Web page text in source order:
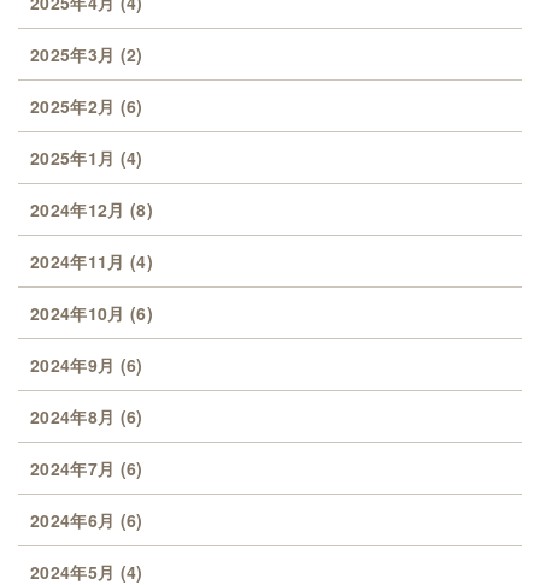
2025年3月 (2)
2025年2月 (6)
2025年1月 (4)
2024年12月 (8)
2024年11月 (4)
2024年10月 (6)
2024年9月 (6)
2024年8月 (6)
2024年7月 (6)
2024年6月 (6)
2024年5月 (4)